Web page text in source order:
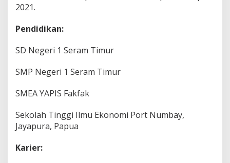
2021.
Pendidikan:
SD Negeri 1 Seram Timur
SMP Negeri 1 Seram Timur
SMEA YAPIS Fakfak
Sekolah Tinggi Ilmu Ekonomi Port Numbay,
Jayapura, Papua
Karier: